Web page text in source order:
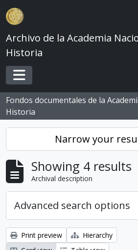
Skip to main content
Archivo de la Academia
Historia
Toggle navigation
Fondos documentales de la
Historia
Narrow your
Showing 4 results
Archival description
Advanced search options
Print preview
Hierarchy